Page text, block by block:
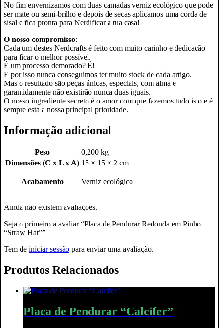
No fim envernizamos com duas camadas verniz ecológico que pode
ser mate ou semi-brilho e depois de secas aplicamos uma corda de
sisal e fica pronta para Nerdificar a tua casa!
O nosso compromisso:
Cada um destes Nerdcrafts é feito com muito carinho e dedicação
para ficar o melhor possível.
É um processo demorado? É!
E por isso nunca conseguimos ter muito stock de cada artigo.
Mas o resultado são peças únicas, especiais, com alma e
garantidamente não existirão nunca duas iguais.
O nosso ingrediente secreto é o amor com que fazemos tudo isto e é
sempre esta a nossa principal prioridade.
Informação adicional
Peso
0,200 kg
Dimensões (C x L x A) 15 × 15 × 2 cm
Acabamento Verniz ecológico
Ainda não existem avaliações.
Seja o primeiro a avaliar “Placa de Pendurar Redonda em Pinho
“Straw Hat””
Tem de iniciar sessão para enviar uma avaliação.
Produtos Relacionados
Placa de Pendurar “Calcifer”